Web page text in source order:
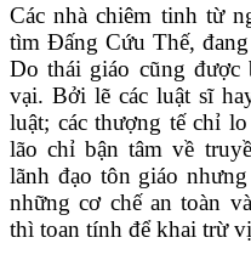
Các nhà chiêm tinh từ
tìm Ðấng Cứu Thế,
Do thái giáo cũng
vại. Bởi lẽ các luật sĩ
luật; các thượng tế chỉ
lão chỉ bận tâm về
lãnh đạo tôn giáo
những cơ chế an toàn
thì toan tính để khai trừ